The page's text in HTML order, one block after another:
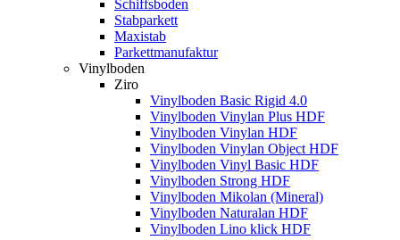
Schiffsboden
Stabparkett
Maxistab
Parkettmanufaktur
Vinylboden
Ziro
Vinylboden Basic Rigid 4.0
Vinylboden Vinylan Plus HDF
Vinylboden Vinylan HDF
Vinylboden Vinylan Object HDF
Vinylboden Vinyl Basic HDF
Vinylboden Strong HDF
Vinylboden Mikolan (Mineral)
Vinylboden Naturalan HDF
Vinylboden Lino klick HDF